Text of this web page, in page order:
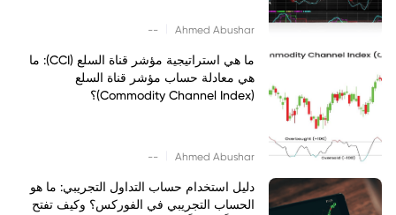
Ahmed Abushar
--
ما هي استراتيجية مؤشر قناة السلع (CCI): ما
هي معادلة حساب مؤشر قناة السلع
(Commodity Channel Index)؟
Ahmed Abushar
--
دليل استخدام حساب التداول التجريبي: ما هو
الحساب التجريبي في الفوركس؟ وكيف تفتح